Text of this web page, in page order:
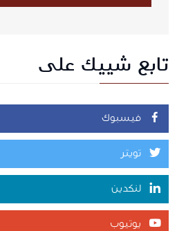
تابع شييك على
فيسبوك
تويتر
لنكدين
يوتيوب